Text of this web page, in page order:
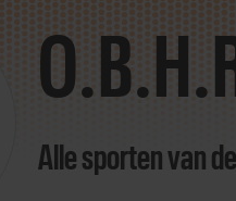
Alle sporten van